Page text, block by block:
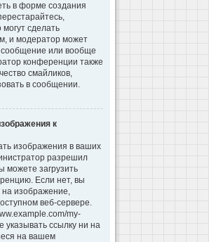
в форме создания
могут сделать
и модератор может
или вообще
конференции также
смайликов,
в сообщении.
к
изображения в ваших
разрешил
можете загрузить
Если нет, вы
на изображение,
веб-сервере.
my-
ссылку ни на
на вашем